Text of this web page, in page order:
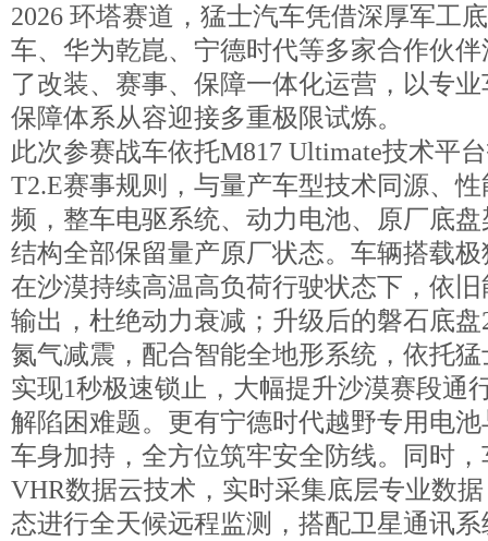
2026 环塔赛道，猛士汽车凭借深厚军工
车、华为乾崑、宁德时代等多家合作伙
了改装、赛事、保障一体化运营，以专
保障体系从容迎接多重极限试炼。
此次参赛战车依托M817 Ultimate技术平
T2.E赛事规则，与量产车型技术同源、
频，整车电驱系统、动力电池、原厂底
结构全部保留量产原厂状态。车辆搭载
在沙漠持续高温高负荷行驶状态下，依
输出，杜绝动力衰减；升级后的磐石底
氮气减震，配合智能全地形系统，依托
实现1秒极速锁止，大幅提升沙漠赛段通
解陷困难题。更有宁德时代越野专用电
车身加持，全方位筑牢安全防线。同时
VHR数据云技术，实时采集底层专业数
态进行全天候远程监测，搭配卫星通讯